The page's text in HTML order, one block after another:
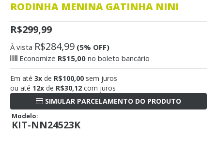
RODINHA MENINA GATINHA NINI
R$299,99
À vista R$284,99 (5% OFF)
Economize R$15,00 no boleto bancário
Em até 3x de R$100,00 sem juros
ou até 12x de R$30,12 com juros
SIMULAR PARCELAMENTO DO PRODUTO
Modelo:
KIT-NN24523K